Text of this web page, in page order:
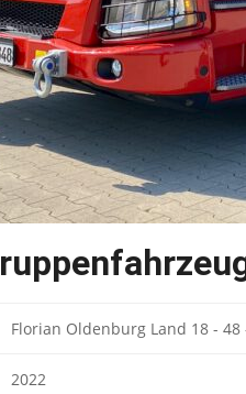
Florian Oldenburg Land 18 - 48
2022